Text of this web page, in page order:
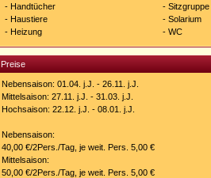
- Handtücher
- Haustiere
- Heizung
- Sitzgruppe
- Solarium
- WC
Preise
Nebensaison: 01.04. j.J. - 26.11. j.J.
Mittelsaison: 27.11. j.J. - 31.03. j.J.
Hochsaison: 22.12. j.J. - 08.01. j.J.
Nebensaison:
40,00 €/2Pers./Tag, je weit. Pers. 5,00 €
Mittelsaison:
50,00 €/2Pers./Tag, je weit. Pers. 5,00 €